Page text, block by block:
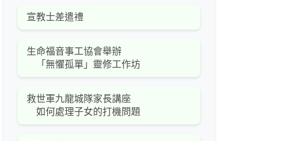
宣教士差遣禮
生命福音事工協會舉辦
「無懼孤單」靈修工作坊
救世軍九龍城隊家長講座
如何處理子女的打機問題